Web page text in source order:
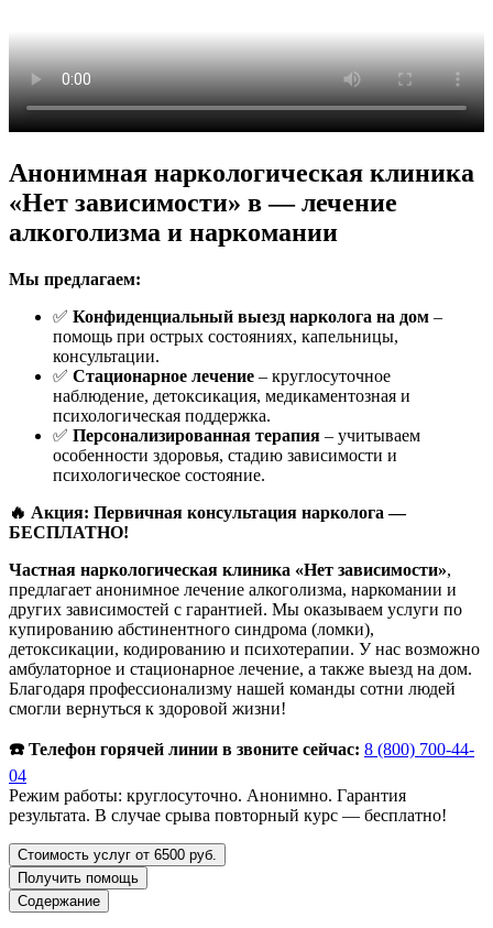
Анонимная наркологическая клиника
«Нет зависимости» в — лечение
алкоголизма и наркомании
Мы предлагаем:
✅ Конфиденциальный выезд нарколога на дом –
помощь при острых состояниях, капельницы,
консультации.
✅ Стационарное лечение – круглосуточное
наблюдение, детоксикация, медикаментозная и
психологическая поддержка.
✅ Персонализированная терапия – учитываем
особенности здоровья, стадию зависимости и
психологическое состояние.
🔥 Акция: Первичная консультация нарколога —
БЕСПЛАТНО!
Частная наркологическая клиника «Нет зависимости»,
предлагает анонимное лечение алкоголизма, наркомании и
других зависимостей с гарантией. Мы оказываем услуги по
купированию абстинентного синдрома (ломки),
детоксикации, кодированию и психотерапии. У нас возможно
амбулаторное и стационарное лечение, а также выезд на дом.
Благодаря профессионализму нашей команды сотни людей
смогли вернуться к здоровой жизни!
☎️ Телефон горячей линии в звоните сейчас: 8 (800) 700-44-
04
Режим работы: круглосуточно. Анонимно. Гарантия
результата. В случае срыва повторный курс — бесплатно!
Стоимость услуг от 6500 руб.
Получить помощь
Содержание